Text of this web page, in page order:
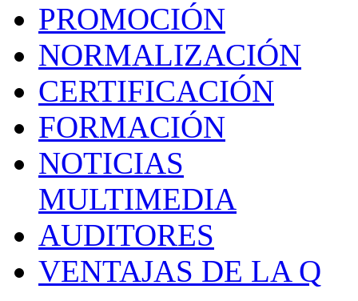
PROMOCIÓN
NORMALIZACIÓN
CERTIFICACIÓN
FORMACIÓN
NOTICIAS
MULTIMEDIA
AUDITORES
VENTAJAS DE LA Q